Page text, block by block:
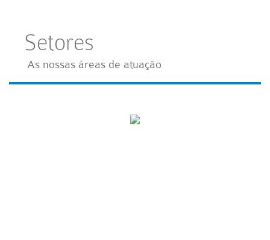
Setores
As nossas áreas de atuação